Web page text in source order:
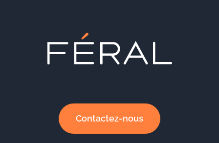
Contactez-nous